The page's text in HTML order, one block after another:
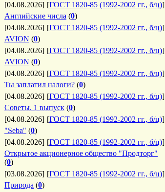
[04.08.2026] [ГОСТ 1820-85 (1992-2002 гг., б/ц)]
Английские числа (0)
[04.08.2026] [ГОСТ 1820-85 (1992-2002 гг., б/ц)]
AVION (0)
[04.08.2026] [ГОСТ 1820-85 (1992-2002 гг., б/ц)]
AVION (0)
[04.08.2026] [ГОСТ 1820-85 (1992-2002 гг., б/ц)]
Ты заплатил налоги? (0)
[04.08.2026] [ГОСТ 1820-85 (1992-2002 гг., б/ц)]
Советы. 1 выпуск (0)
[04.08.2026] [ГОСТ 1820-85 (1992-2002 гг., б/ц)]
"Seba" (0)
[04.08.2026] [ГОСТ 1820-85 (1992-2002 гг., б/ц)]
Открытое акционерное общество "Продторг"
(0)
[03.08.2026] [ГОСТ 1820-85 (1992-2002 гг., б/ц)]
Природа (0)